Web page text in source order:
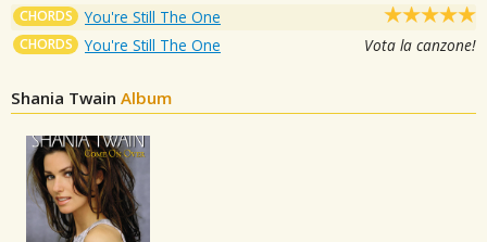
CHORDS You're Still The One
CHORDS You're Still The One Vota la canzone!
Shania Twain Album